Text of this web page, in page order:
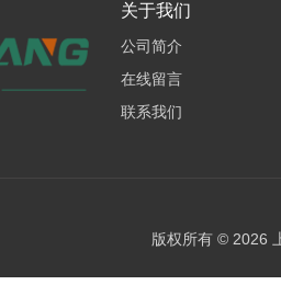
关于我们
公司简介
在线留言
联系我们
版权所有 © 2026